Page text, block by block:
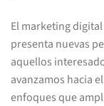
El marketing
presenta nuevas
aquellos
avanzamos hacia
enfoques que